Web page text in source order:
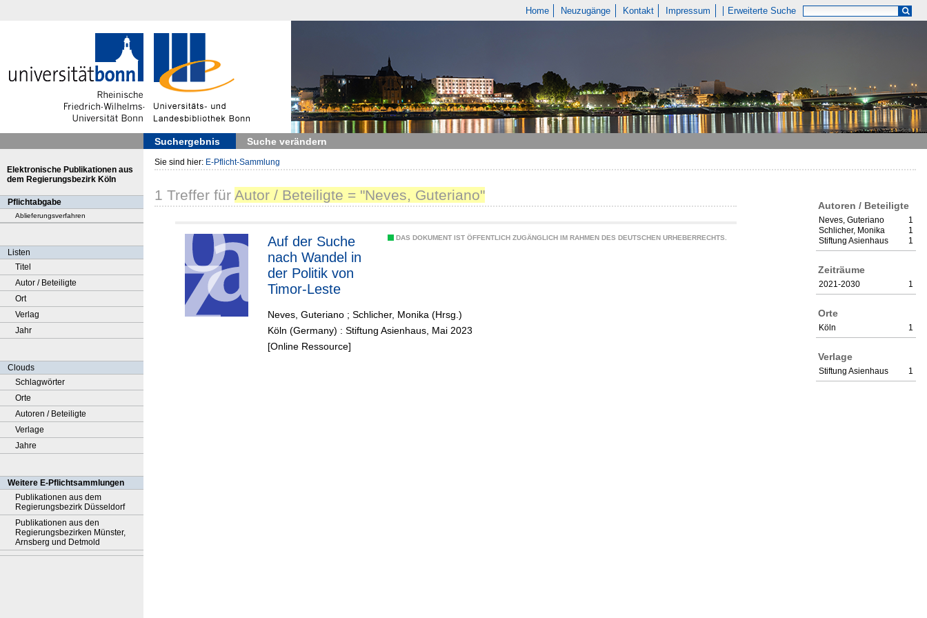
Home Neuzugänge Kontakt Impressum Erweiterte Suche
Suchergebnis Suche verändern
Elektronische Publikationen aus
dem Regierungsbezirk Köln
Pflichtabgabe
Ablieferungsverfahren
Listen
Titel
Autor / Beteiligte
Ort
Verlag
Jahr
Clouds
Schlagwörter
Orte
Autoren / Beteiligte
Verlage
Jahre
Weitere E-Pflichtsammlungen
Publikationen aus dem
Regierungsbezirk Düsseldorf
Publikationen aus den
Regierungsbezirken Münster,
Arnsberg und Detmold
Sie sind hier: E-Pflicht-Sammlung
Autoren / Beteiligte
1
Neves, Guteriano
1
Schlicher, Monika
1
Stiftung Asienhaus
Zeiträume
1
2021-2030
Orte
1
Köln
Verlage
1
Stiftung Asienhaus
1 Treffer für Autor / Beteiligte = "Neves, Guteriano"
DAS DOKUMENT IST ÖFFENTLICH ZUGÄNGLICH IM RAHMEN DES DEUTSCHEN URHEBERRECHTS.
Auf der Suche
nach Wandel in
der Politik von
Timor-Leste
Neves, Guteriano ; Schlicher, Monika (Hrsg.)
Köln (Germany) : Stiftung Asienhaus, Mai 2023
[Online Ressource]